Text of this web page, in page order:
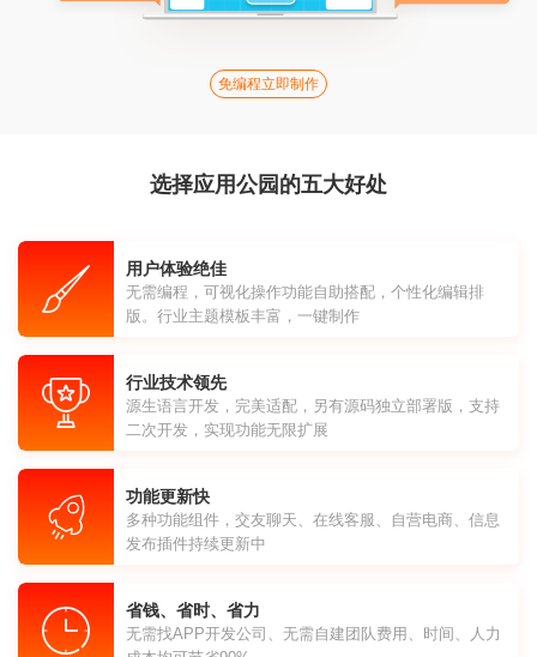
免编程立即制作
选择应用公园的五大好处
用户体验绝佳
无需编程，可视化操作功能自助搭配，个性化编辑排
版。行业主题模板丰富，一键制作
行业技术领先
源生语言开发，完美适配，另有源码独立部署版，支持
二次开发，实现功能无限扩展
功能更新快
多种功能组件，交友聊天、在线客服、自营电商、信息
发布插件持续更新中
省钱、省时、省力
无需找APP开发公司、无需自建团队费用、时间、人力